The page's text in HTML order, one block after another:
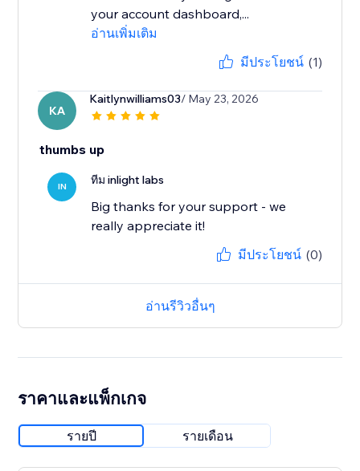
your account dashboard,...
อ่านเพิ่มเติม
มีประโยชน์ (1)
KA
Kaitlynwilliams03/ May 23, 2026
thumbs up
IN ทีม inlight labs
Big thanks for your support - we
really appreciate it!
มีประโยชน์ (0)
อ่านรีวิวอื่นๆ
ราคาและแพ็กเกจ
รายปี รายเดือน